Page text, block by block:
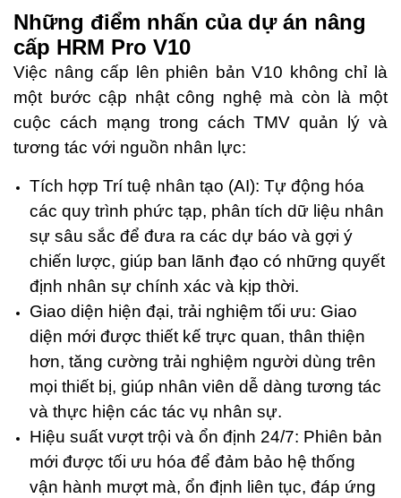
Những điểm nhấn của dự án nâng
cấp HRM Pro V10
Việc nâng cấp lên phiên bản V10 không chỉ là
một bước cập nhật công nghệ mà còn là một
cuộc cách mạng trong cách TMV quản lý và
tương tác với nguồn nhân lực:
Tích hợp Trí tuệ nhân tạo (AI): Tự động hóa
các quy trình phức tạp, phân tích dữ liệu nhân
sự sâu sắc để đưa ra các dự báo và gợi ý
chiến lược, giúp ban lãnh đạo có những quyết
định nhân sự chính xác và kịp thời.
Giao diện hiện đại, trải nghiệm tối ưu: Giao
diện mới được thiết kế trực quan, thân thiện
hơn, tăng cường trải nghiệm người dùng trên
mọi thiết bị, giúp nhân viên dễ dàng tương tác
và thực hiện các tác vụ nhân sự.
Hiệu suất vượt trội và ổn định 24/7: Phiên bản
mới được tối ưu hóa để đảm bảo hệ thống
vận hành mượt mà, ổn định liên tục, đáp ứng